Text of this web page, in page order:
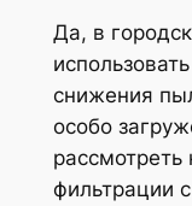
Да, в
снижения
особо
фильтрации